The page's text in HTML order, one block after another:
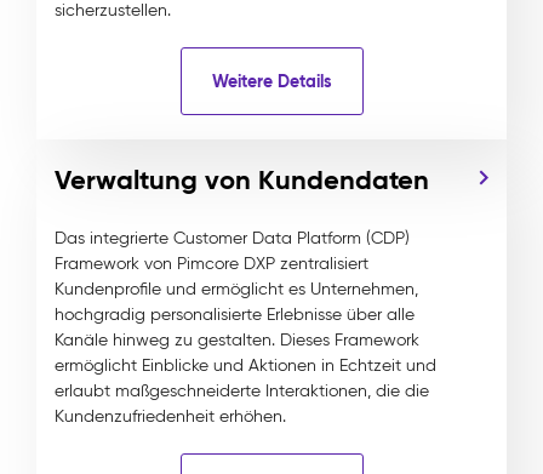
sicherzustellen.
Weitere Details
Verwaltung von Kundendaten
Das integrierte Customer Data Platform (CDP)
Framework von Pimcore DXP zentralisiert
Kundenprofile und ermöglicht es Unternehmen,
hochgradig personalisierte Erlebnisse über alle
Kanäle hinweg zu gestalten. Dieses Framework
ermöglicht Einblicke und Aktionen in Echtzeit und
erlaubt maßgeschneiderte Interaktionen, die die
Kundenzufriedenheit erhöhen.